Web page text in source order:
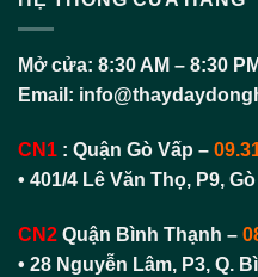
Mở cửa: 8:30 AM – 8:30 PM
Email:
CN1 : Quận Gò Vấp –
• 401/4 Lê Văn Thọ, P9,
CN2 Quận Bình Thạnh –
• 28 Nguyễn Lâm, P3, Q.